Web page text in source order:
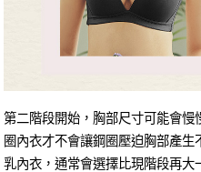
第二階段開始，胸部尺寸可能會慢
圈內衣才不會讓鋼圈壓迫胸部產
乳內衣，通常會選擇比現階段再